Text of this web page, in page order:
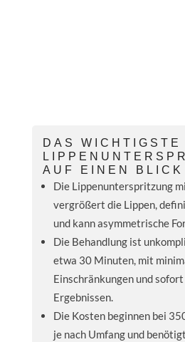
DAS WICHTIGSTE
AUF EINEN BLICK
Die Lippenunterspritzung
vergrößert die Lippen,
und kann asymmetrische
Die Behandlung ist
etwa 30 Minuten, mit
Einschränkungen und
Ergebnissen.
Die Kosten beginnen bei
je nach Umfang und